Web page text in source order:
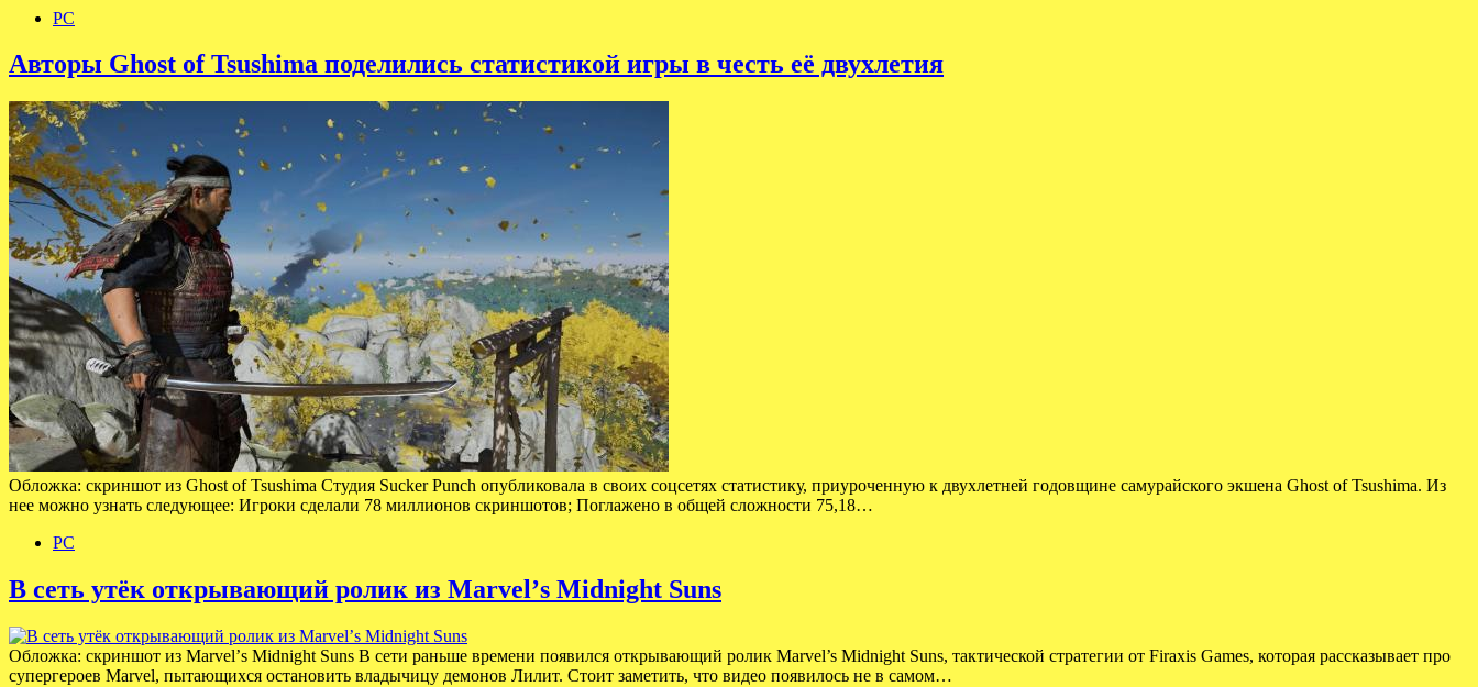
PC
Авторы Ghost of Tsushima поделились статистикой игры в честь её двухлетия
Обложка: скриншот из Ghost of Tsushima Студия Sucker Punch опубликовала в своих соцсетях статистику, приуроченную к двухлетней годовщине самурайского экшена Ghost of Tsushima. Из
нее можно узнать следующее: Игроки сделали 78 миллионов скриншотов; Поглажено в общей сложности 75,18…
PC
В сеть утёк открывающий ролик из Marvelʼs Midnight Suns
Обложка: скриншот из Marvelʼs Midnight Suns В сети раньше времени появился открывающий ролик Marvel’s Midnight Suns, тактической стратегии от Firaxis Games, которая рассказывает про
супергероев Marvel, пытающихся остановить владычицу демонов Лилит. Стоит заметить, что видео появилось не в самом…